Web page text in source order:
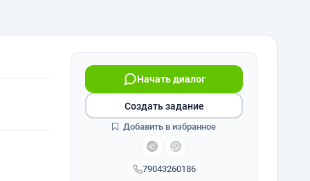
79043260186
Начать диалог
Создать задание
Добавить в избранное